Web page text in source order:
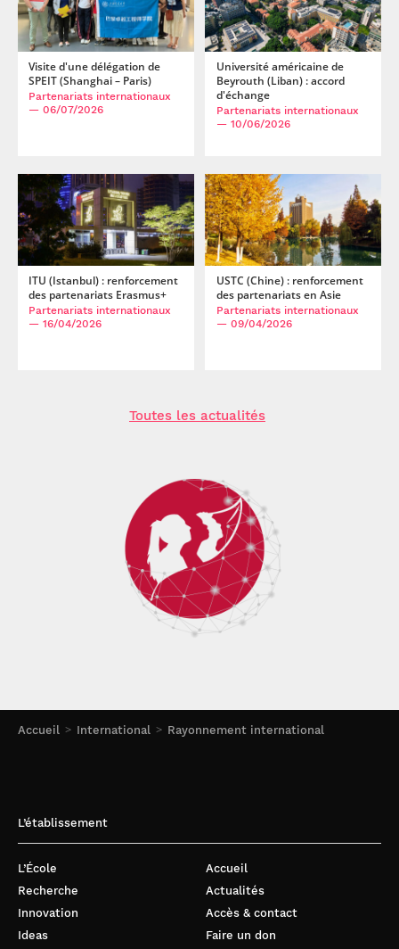
Accueil International Rayonnement international
Visite d'une délégation de
SPEIT (Shanghai – Paris)
Partenariats internationaux
— 06/07/2026
Université américaine de
Beyrouth (Liban) : accord
d'échange
Partenariats internationaux
— 10/06/2026
ITU (Istanbul) : renforcement
des partenariats Erasmus+
Partenariats internationaux
— 16/04/2026
USTC (Chine) : renforcement
des partenariats en Asie
Partenariats internationaux
— 09/04/2026
Toutes les actualités
L’établissement
L’École
Recherche
Innovation
Ideas
Accueil
Actualités
Accès & contact
Faire un don